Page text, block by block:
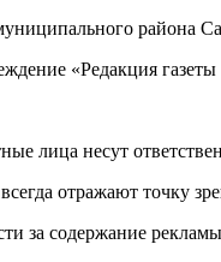
района
«Редакция газеты
лица несут
отражают точку
за содержание